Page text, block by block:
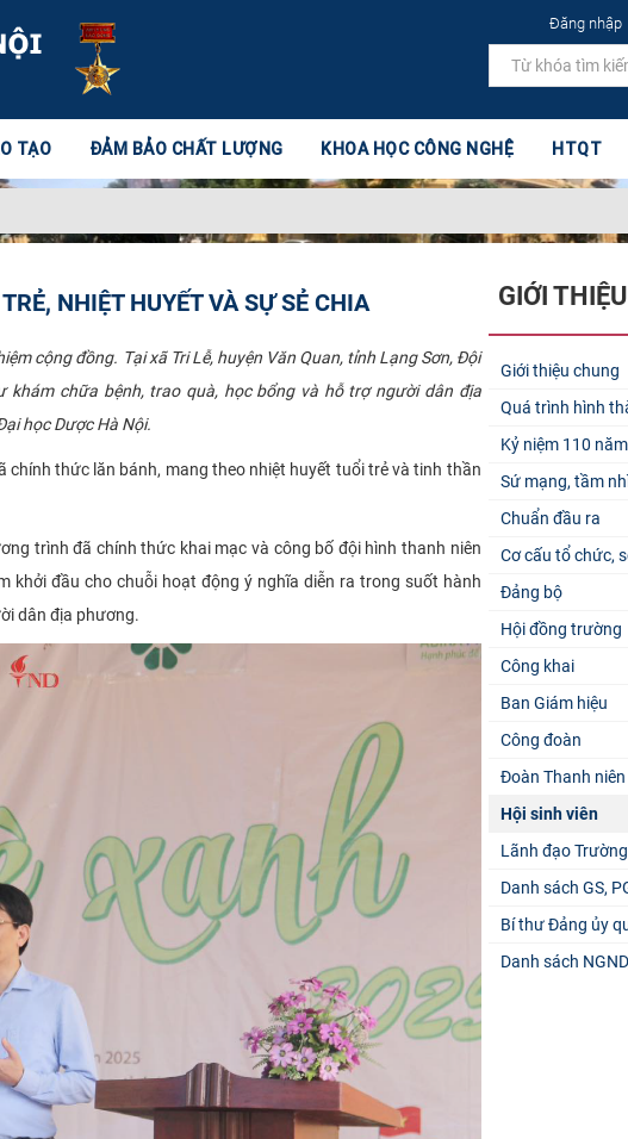
Đăng nhập
TẠO ĐẢM BẢO CHẤT LƯỢNG KHOA HỌC CÔNG NGHỆ HTQT
NHIỆT HUYẾT VÀ SỰ SẺ CHIA
cộng đồng. Tại xã Tri Lễ, huyện Văn Quan, tỉnh Lạng Sơn, Đội
khám chữa bệnh, trao quà, học bổng và hỗ trợ người dân địa
học Dược Hà Nội.
chính thức lăn bánh, mang theo nhiệt huyết tuổi trẻ và tinh thần
trình đã chính thức khai mạc và công bố đội hình thanh niên
khởi đầu cho chuỗi hoạt động ý nghĩa diễn ra trong suốt hành
dân địa phương.
GIỚI THIỆU
Giới thiệu chung
Quá trình hình
Kỷ niệm 110
Sứ mạng, tầm
Chuẩn đầu ra
Cơ cấu tổ chức,
Đảng bộ
Hội đồng trường
Công khai
Ban Giám hiệu
Công đoàn
Đoàn Thanh niên
Hội sinh viên
Lãnh đạo
Danh sách GS,
Bí thư Đảng ủy
Danh sách